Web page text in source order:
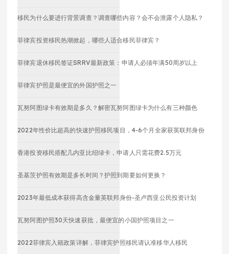
移民为什么要进行背景调查？调查哪些内容？会不会泄露个人隐私？
菲律宾投资移民热潮掀起，哪些人适合移民菲律宾？
菲律宾退休移民签证SRRV最新政策：申请人必须年满50周岁以上
菲律宾护照是最便宜的外国护照之一
瓦努阿图绿卡有效期是多久？解密瓦努阿图绿卡为什么有三种颜色
2022年性价比超高的快速护照移民项目，4-6个月全家获英联邦身份
香港投资移民搭配几内亚比绍绿卡，申请人只需花费2.5万元
圣基茨护照有效期是多长时间？护照到期要如何更换？
2023年最低成本获得高含金量英联邦身份-圣卢西亚公民投资计划
瓦努阿图护照30天快速获批，最便宜的小国护照项目之一
2022菲律宾入籍政策详解，菲律宾护照移民请认准移华人移民